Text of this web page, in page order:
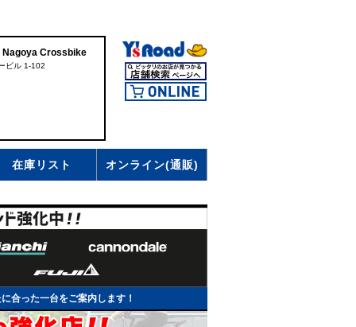
Nagoya Crossbike
ビル 1-102
在庫リスト オンライン(通販)
合った一台をご案内します！